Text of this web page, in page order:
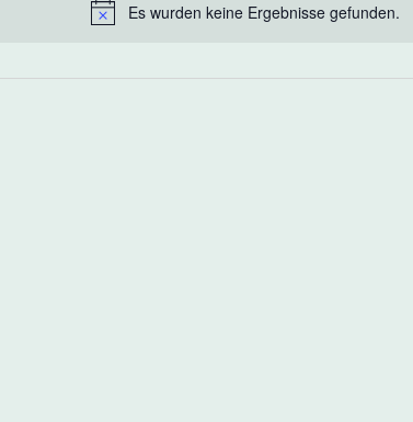
Es wurden keine Ergebnisse gefunden.